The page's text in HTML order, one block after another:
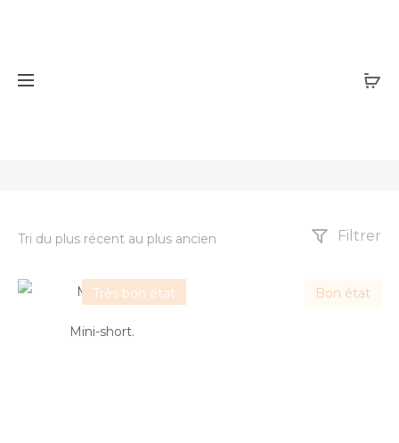
Filtrer
Très bon état
Mini-short.
Bon état